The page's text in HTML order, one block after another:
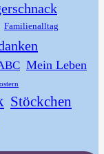
Familienalltag
Mein Leben
ostern
Stöckchen